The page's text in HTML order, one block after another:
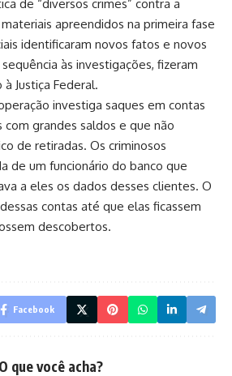
de “diversos crimes” contra a
apreendidos na primeira fase
identificaram novos fatos e novos
às investigações, fizeram
Justiça Federal.
investiga saques em contas
grandes saldos e que não
de retiradas. Os criminosos
de um funcionário do banco que
a eles os dados desses clientes. O
contas até que elas ficassem
descobertos.
Facebook
O que você acha?